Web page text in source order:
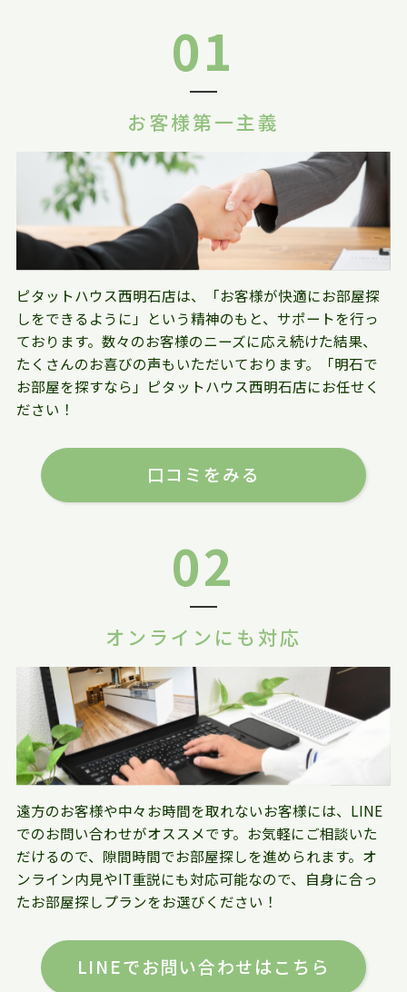
01
お客様第一主義
ピタットハウス西明石店は、「お客様が快適にお部屋探
しをできるように」という精神のもと、サポートを行っ
ております。数々のお客様のニーズに応え続けた結果、
たくさんのお喜びの声もいただいております。「明石で
お部屋を探すなら」ピタットハウス西明石店にお任せく
ださい！
口コミをみる
02
オンラインにも対応
遠方のお客様や中々お時間を取れないお客様には、LINE
でのお問い合わせがオススメです。お気軽にご相談いた
だけるので、隙間時間でお部屋探しを進められます。オ
ンライン内見やIT重説にも対応可能なので、自身に合っ
たお部屋探しプランをお選びください！
LINEでお問い合わせはこちら